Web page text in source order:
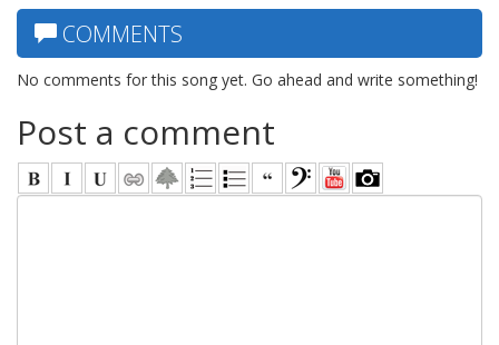
COMMENTS
No comments for this song yet. Go ahead and write something!
Post a comment